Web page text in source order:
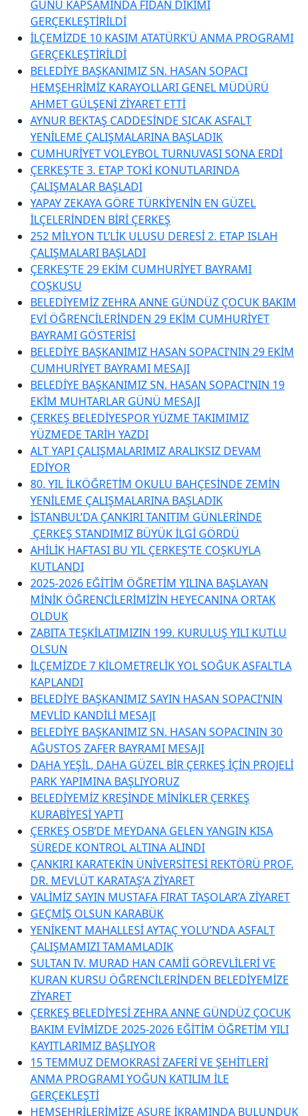
GÜNÜ KAPSAMINDA FİDAN DİKİMİ
GERÇEKLEŞTİRİLDİ
İLÇEMİZDE 10 KASIM ATATÜRK’Ü ANMA PROGRAMI
GERÇEKLEŞTİRİLDİ
BELEDİYE BAŞKANIMIZ SN. HASAN SOPACI
HEMŞEHRİMİZ KARAYOLLARI GENEL MÜDÜRÜ
AHMET GÜLŞENİ ZİYARET ETTİ
AYNUR BEKTAŞ CADDESİNDE SICAK ASFALT
YENİLEME ÇALIŞMALARINA BAŞLADIK
CUMHURİYET VOLEYBOL TURNUVASI SONA ERDİ
ÇERKEŞ’TE 3. ETAP TOKİ KONUTLARINDA
ÇALIŞMALAR BAŞLADI
YAPAY ZEKAYA GÖRE TÜRKİYENİN EN GÜZEL
İLÇELERİNDEN BİRİ ÇERKEŞ
252 MİLYON TL’LİK ULUSU DERESİ 2. ETAP ISLAH
ÇALIŞMALARI BAŞLADI
ÇERKEŞ’TE 29 EKİM CUMHURİYET BAYRAMI
COŞKUSU
BELEDİYEMİZ ZEHRA ANNE GÜNDÜZ ÇOCUK BAKIM
EVİ ÖĞRENCİLERİNDEN 29 EKİM CUMHURİYET
BAYRAMI GÖSTERİSİ
BELEDİYE BAŞKANIMIZ HASAN SOPACI’NIN 29 EKİM
CUMHURİYET BAYRAMI MESAJI
BELEDİYE BAŞKANIMIZ SN. HASAN SOPACI’NIN 19
EKİM MUHTARLAR GÜNÜ MESAJI
ÇERKEŞ BELEDİYESPOR YÜZME TAKIMIMIZ
YÜZMEDE TARİH YAZDI
ALT YAPI ÇALIŞMALARIMIZ ARALIKSIZ DEVAM
EDİYOR
80. YIL İLKÖĞRETİM OKULU BAHÇESİNDE ZEMİN
YENİLEME ÇALIŞMALARINA BAŞLADIK
İSTANBUL’DA ÇANKIRI TANITIM GÜNLERİNDE
ÇERKEŞ STANDIMIZ BÜYÜK İLGİ GÖRDÜ
AHİLİK HAFTASI BU YIL ÇERKEŞ’TE COŞKUYLA
KUTLANDI
2025-2026 EĞİTİM ÖĞRETİM YILINA BAŞLAYAN
MİNİK ÖĞRENCİLERİMİZİN HEYECANINA ORTAK
OLDUK
ZABITA TEŞKİLATIMIZIN 199. KURULUŞ YILI KUTLU
OLSUN
İLÇEMİZDE 7 KİLOMETRELİK YOL SOĞUK ASFALTLA
KAPLANDI
BELEDİYE BAŞKANIMIZ SAYIN HASAN SOPACI’NIN
MEVLİD KANDİLİ MESAJI
BELEDİYE BAŞKANIMIZ SN. HASAN SOPACININ 30
AĞUSTOS ZAFER BAYRAMI MESAJI
DAHA YEŞİL, DAHA GÜZEL BİR ÇERKEŞ İÇİN PROJELİ
PARK YAPIMINA BAŞLIYORUZ
BELEDİYEMİZ KREŞİNDE MİNİKLER ÇERKEŞ
KURABİYESİ YAPTI
ÇERKEŞ OSB’DE MEYDANA GELEN YANGIN KISA
SÜREDE KONTROL ALTINA ALINDI
ÇANKIRI KARATEKİN ÜNİVERSİTESİ REKTÖRÜ PROF.
DR. MEVLÜT KARATAŞ’A ZİYARET
VALİMİZ SAYIN MUSTAFA FIRAT TAŞOLAR’A ZİYARET
GEÇMİŞ OLSUN KARABÜK
YENİKENT MAHALLESİ AYTAÇ YOLU’NDA ASFALT
ÇALIŞMAMIZI TAMAMLADIK
SULTAN IV. MURAD HAN CAMİİ GÖREVLİLERİ VE
KURAN KURSU ÖĞRENCİLERİNDEN BELEDİYEMİZE
ZİYARET
ÇERKEŞ BELEDİYESİ ZEHRA ANNE GÜNDÜZ ÇOCUK
BAKIM EVİMİZDE 2025-2026 EĞİTİM ÖĞRETİM YILI
KAYITLARIMIZ BAŞLIYOR
15 TEMMUZ DEMOKRASİ ZAFERİ VE ŞEHİTLERİ
ANMA PROGRAMI YOĞUN KATILIM İLE
GERÇEKLEŞTİ
HEMŞEHRİLERİMİZE AŞURE İKRAMINDA BULUNDUK